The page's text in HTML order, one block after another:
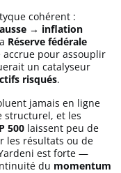
cohérent :
→ inflation
Réserve fédérale
pour assouplir
un catalyseur
risqués.
jamais en ligne
structurel, et les
500 laissent peu de
les résultats ou de
est forte —
du momentum